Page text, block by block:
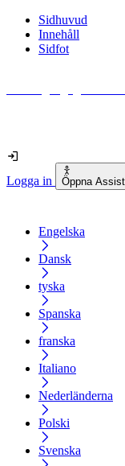
Sidhuvud
Innehåll
Sidfot
Logga in Öppna
Engelska
Dansk
tyska
Spanska
franska
Italiano
Nederländerna
Polski
Svenska